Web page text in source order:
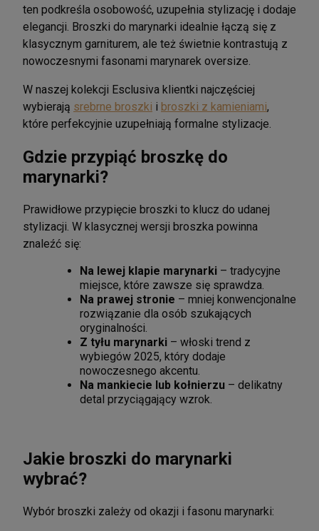
ten podkreśla osobowość, uzupełnia stylizację i dodaje
elegancji. Broszki do marynarki idealnie łączą się z
klasycznym garniturem, ale też świetnie kontrastują z
nowoczesnymi fasonami marynarek oversize.
W naszej kolekcji Esclusiva klientki najczęściej
wybierają srebrne broszki i broszki z kamieniami,
które perfekcyjnie uzupełniają formalne stylizacje.
Gdzie przypiąć broszkę do
marynarki?
Prawidłowe przypięcie broszki to klucz do udanej
stylizacji. W klasycznej wersji broszka powinna
znaleźć się:
Na lewej klapie marynarki – tradycyjne
miejsce, które zawsze się sprawdza.
Na prawej stronie – mniej konwencjonalne
rozwiązanie dla osób szukających
oryginalności.
Z tyłu marynarki – włoski trend z
wybiegów 2025, który dodaje
nowoczesnego akcentu.
Na mankiecie lub kołnierzu – delikatny
detal przyciągający wzrok.
Jakie broszki do marynarki
wybrać?
Wybór broszki zależy od okazji i fasonu marynarki: